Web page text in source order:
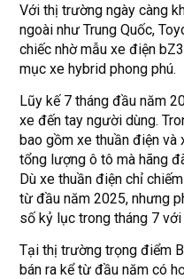
Với thị trường ngày càng
ngoài như Trung Quốc,
chiếc nhờ mẫu xe điện
mục xe hybrid phong phú.
Lũy kế 7 tháng đầu năm
xe đến tay người dùng.
bao gồm xe thuần điện và
tổng lượng ô tô mà hãng
Dù xe thuần điện chỉ
từ đầu năm 2025, nhưng
số kỷ lục trong tháng 7
Tại thị trường trọng điểm
bán ra kể từ đầu năm có